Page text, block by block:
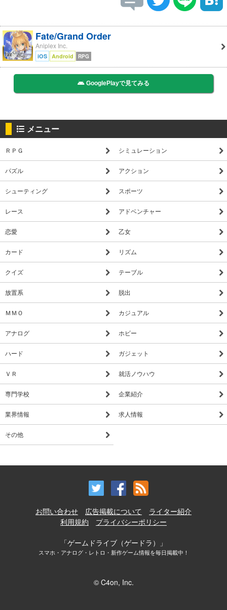
Fate/Grand Order
Aniplex Inc.
iOS Android RPG
GooglePlayで見てみる
メニュー
ＲＰＧ シミュレーション
パズル アクション
シューティング スポーツ
レース アドベンチャー
恋愛 乙女
カード リズム
クイズ テーブル
放置系 脱出
ＭＭＯ カジュアル
アナログ ホビー
ハード ガジェット
ＶＲ 就活ノウハウ
専門学校 企業紹介
業界情報 求人情報
その他
お問い合わせ 広告掲載について
ライター紹介
利用規約
プライバシーポリシー
「ゲームドライブ（ゲードラ）」
スマホ・アナログ・レトロ・新作ゲーム情報を毎日掲載中！
© C4on, Inc.